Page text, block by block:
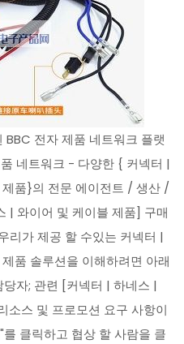
전자 제품 네트워크 플랫
네트워크 - 다양한 { 커넥터 |
품}의 전문 에이전트 / 생산 /
| 와이어 및 케이블 제품] 구매
리가 제공 할 수있는 커넥터 |
품 솔루션을 이해하려면 아래
자; 관련 [커넥터 | 하네스 |
소스 및 프로모션 요구 사항이
를 클릭하고 협상 할 사람을 클